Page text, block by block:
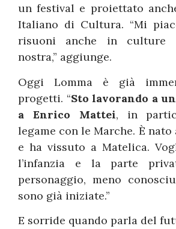
un festival e proiettato
Italiano di Cultura. “Mi
risuoni anche in culture
nostra,” aggiunge.
Oggi Lomma è già
progetti. “Sto lavorando a
a Enrico Mattei, in
legame con le Marche. È nato
e ha vissuto a Matelica.
l’infanzia e la parte
personaggio, meno
sono già iniziate.”
E sorride quando parla del